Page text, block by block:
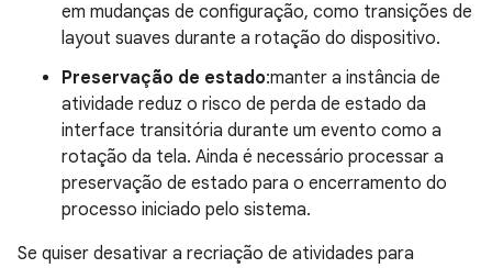
em mudanças de configuração, como transições de
layout suaves durante a rotação do dispositivo.
Preservação de estado:manter a instância de
atividade reduz o risco de perda de estado da
interface transitória durante um evento como a
rotação da tela. Ainda é necessário processar a
preservação de estado para o encerramento do
processo iniciado pelo sistema.
Se quiser desativar a recriação de atividades para